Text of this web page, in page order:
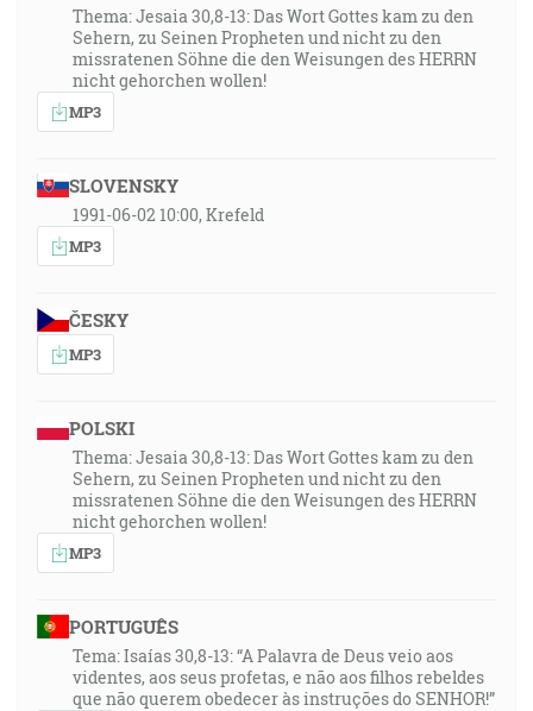
Thema: Jesaia 30,8-13: Das Wort Gottes kam zu den
Sehern, zu Seinen Propheten und nicht zu den
missratenen Söhne die den Weisungen des HERRN
nicht gehorchen wollen!
MP3
SLOVENSKY
1991-06-02 10:00, Krefeld
MP3
ČESKY
MP3
POLSKI
Thema: Jesaia 30,8-13: Das Wort Gottes kam zu den
Sehern, zu Seinen Propheten und nicht zu den
missratenen Söhne die den Weisungen des HERRN
nicht gehorchen wollen!
MP3
PORTUGUÊS
Tema: Isaías 30,8-13: “A Palavra de Deus veio aos
videntes, aos seus profetas, e não aos filhos rebeldes
que não querem obedecer às instruções do SENHOR!”